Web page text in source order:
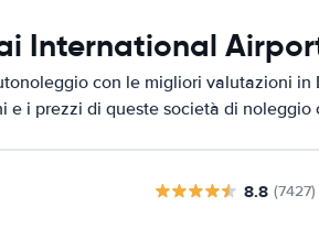
International
con le migliori valutazioni in
e i prezzi di queste società di noleggio
8.8 (7427)